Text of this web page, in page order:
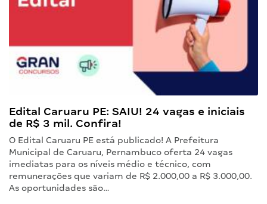
Edital Caruaru PE: SAIU! 24 vagas e iniciais
de R$ 3 mil. Confira!
O Edital Caruaru PE está publicado! A Prefeitura
Municipal de Caruaru, Pernambuco oferta 24 vagas
imediatas para os níveis médio e técnico, com
remunerações que variam de R$ 2.000,00 a R$ 3.000,00.
As oportunidades são…